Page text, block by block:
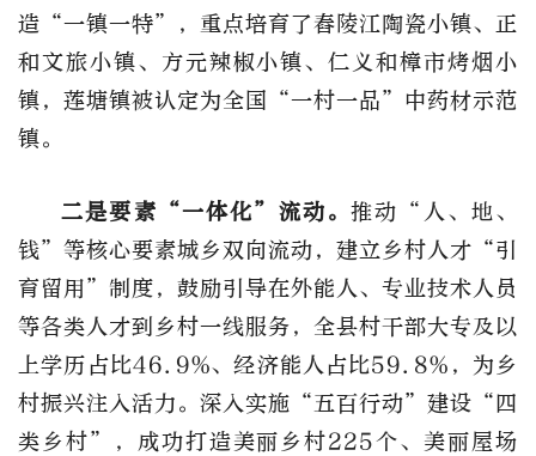
造“一镇一特”，重点培育了舂陵江陶瓷小镇、正
和文旅小镇、方元辣椒小镇、仁义和樟市烤烟小
镇，莲塘镇被认定为全国“一村一品”中药材示范
镇。
二是要素“一体化”流动。 推动“人、地、
钱”等核心要素城乡双向流动，建立乡村人才“引
育留用”制度，鼓励引导在外能人、专业技术人员
等各类人才到乡村一线服务，全县村干部大专及以
上学历占比46.9%、经济能人占比59.8%，为乡
村振兴注入活力。深入实施“五百行动”建设“四
类乡村”，成功打造美丽乡村225个、美丽屋场